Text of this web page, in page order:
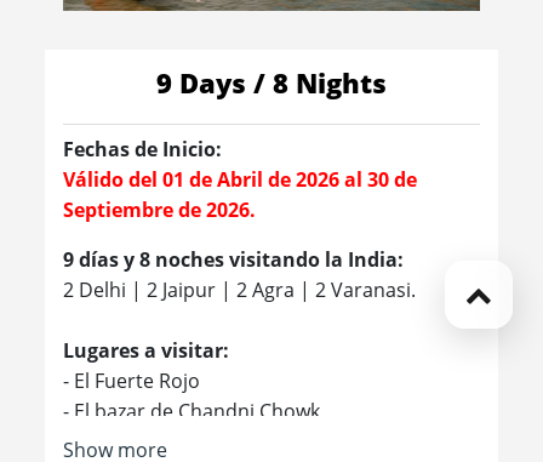
9 Days / 8 Nights
Fechas de Inicio:
Válido del 01 de Abril de 2026 al 30 de
Septiembre de 2026.
9 días y 8 noches visitando la India:
2 Delhi | 2 Jaipur | 2 Agra | 2 Varanasi.
Lugares a visitar:
- El Fuerte Rojo
- El bazar de Chandni Chowk
- La Puerta de la India
Show more